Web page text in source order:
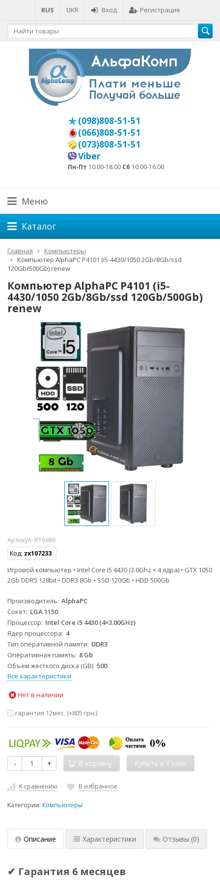
RUS UKR Вход Регистрация
(098)808-51-51
(066)808-51-51
(073)808-51-51
Viber
Пн-Пт 10:00-18:00 Сб 10:00-16:00
Меню
Каталог
Главная
Компьютеры
Компьютер AlphaPC P4101 (i5-4430/1050 2Gb/8Gb/ssd
120Gb/500Gb) renew
Компьютер AlphaPC P4101 (i5-
4430/1050 2Gb/8Gb/ssd 120Gb/500Gb)
renew
Артикул: RT6989
Код: zx107233
Игровой компьютер • Intel Core i5 4430 (3.0Ghz × 4 ядра) • GTX 1050
2Gb DDR5 128bit • DDR3 8Gb • SSD 120Gb • HDD 500Gb
Производитель AlphaPC
Сокет LGA 1150
Процессор Intel Core i5 4430 (4×3.00GHz)
Ядер процессора 4
Тип оперативной памяти DDR3
Оперативная память 8 Gb
Объем жесткого диска (GB) 500
Все характеристики
Нет в наличии
гарантия 12мес. (+805 грн.)
- + В корзину
К сравнению В избранное
Категории: Компьютеры
Описание Характеристики Отзывы (0)
✔ Гарантия 6 месяцев